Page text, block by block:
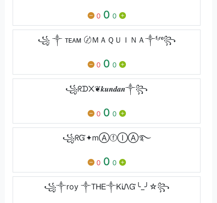
0 0 0
꧁ ༒ ᴛᴇᴀᴍ 〄ＭＡＱＵＩＮＡ༒ᶠᶥʳᵉ꧂
0 0 0
꧁ᖇᗪ᙭❦︎𝒌𝒖𝒏𝒅𝒂𝒏༒︎꧂
0 0 0
꧁ᖇᏳ✦mⒶⓕⒾⒶ࿐
0 0 0
꧁༒roy ༒ТᎻᎬ༒ᏦᎥᏁᏳ╰_╯☆꧂